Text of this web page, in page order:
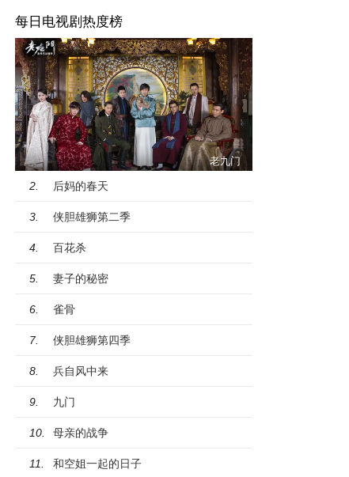
每日电视剧热度榜
老九门
2.
后妈的春天
3. 侠胆雄狮第二季
4. 百花杀
5. 妻子的秘密
6. 雀骨
7. 侠胆雄狮第四季
8. 兵自风中来
9. 九门
10. 母亲的战争
11. 和空姐一起的日子